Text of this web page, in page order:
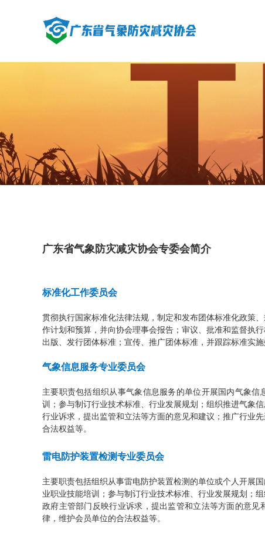
广东省气象防灾减灾协会专委会简介
标准化工作委员会
贯彻执行国家标准化法律法规，制定和发布团体标准化政策
作计划和预算，并向协会理事会报告；审议、批准和监督执
出版、发行团体标准；宣传、推广团体标准，并跟踪标准实施
气象信息服务专业委员会
主要职责包括组织从事气象信息服务的单位开展国内气象
训；参与制订行业技术标准、行业发展规划；组织推进气象
行业诉求，提出监管和立法等方面的意见和建议；推广行业
合法权益等。
雷电防护装置检测专业委员会
主要职责包括组织从事雷电防护装置检测的单位或个人开展
业职业技能培训；参与制订行业技术标准、行业发展规划；
政府主管部门反映行业诉求，提出监管和立法等方面的意
律，维护会员单位的合法权益等。